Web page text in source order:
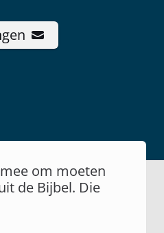
om moeten
de Bijbel. Die